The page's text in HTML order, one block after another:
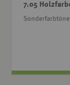
7.05
Sonderfarbtöne